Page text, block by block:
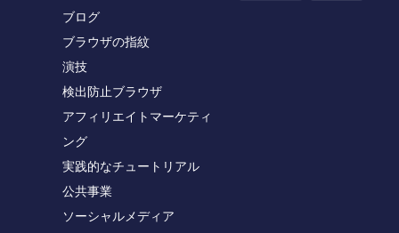
ブログ
ブラウザの指紋
演技
検出防止ブラウザ
アフィリエイトマーケティ
ング
実践的なチュートリアル
公共事業
ソーシャルメディア